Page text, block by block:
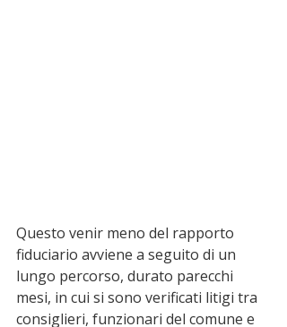
Questo venir meno del rapporto
fiduciario avviene a seguito di un
lungo percorso, durato parecchi
mesi, in cui si sono verificati litigi tra
consiglieri, funzionari del comune e